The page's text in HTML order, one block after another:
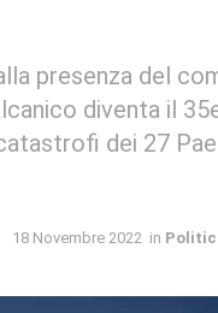
presenza del
diventa il
dei 27
18 Novembre 2022 in